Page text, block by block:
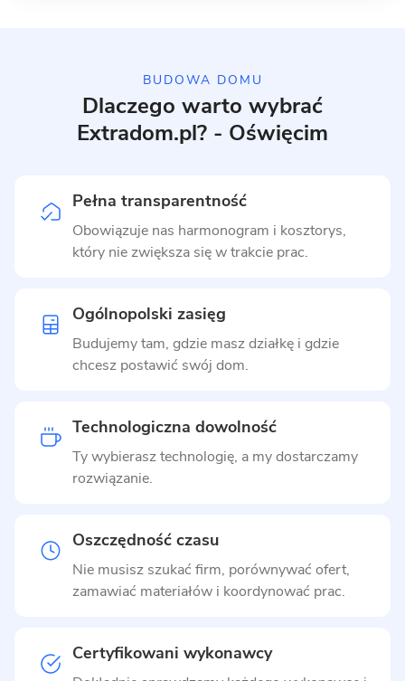
BUDOWA DOMU
Dlaczego warto wybrać
Extradom.pl? - Oświęcim
Pełna transparentność
Obowiązuje nas harmonogram i kosztorys,
który nie zwiększa się w trakcie prac.
Ogólnopolski zasięg
Budujemy tam, gdzie masz działkę i gdzie
chcesz postawić swój dom.
Technologiczna dowolność
Ty wybierasz technologię, a my dostarczamy
rozwiązanie.
Oszczędność czasu
Nie musisz szukać firm, porównywać ofert,
zamawiać materiałów i koordynować prac.
Certyfikowani wykonawcy